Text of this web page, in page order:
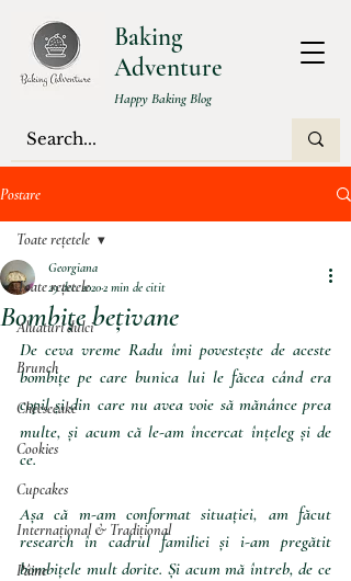
Baking
Adventure
Happy Baking Blog
Postare
Toate rețetele
Aluaturi dulci
Brunch
Cheesecake
Cookies
Cupcakes
Internațional & Tradițional
Pâine
Toate rețetele
Bombițe bețivane
Georgiana
29 dec. 20202 min de citit
De ceva vreme Radu îmi povestește de aceste
bombițe pe care bunica lui le făcea când era
copil și din care nu avea voie să mănânce prea
multe, și acum că le-am încercat înțeleg și de
ce.
Așa că m-am conformat situației, am făcut
research în cadrul familiei și i-am pregătit
bombițele mult dorite. Și acum mă întreb, de ce